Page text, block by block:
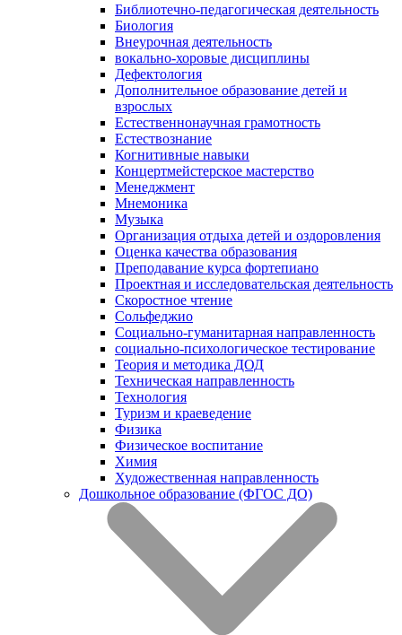
Библиотечно-педагогическая деятельность
Биология
Внеурочная деятельность
вокально-хоровые дисциплины
Дефектология
Дополнительное образование детей и
взрослых
Естественнонаучная грамотность
Естествознание
Когнитивные навыки
Концертмейстерское мастерство
Менеджмент
Мнемоника
Музыка
Организация отдыха детей и оздоровления
Оценка качества образования
Преподавание курса фортепиано
Проектная и исследовательская деятельность
Скоростное чтение
Сольфеджио
Социально-гуманитарная направленность
социально-психологическое тестирование
Теория и методика ДОД
Техническая направленность
Технология
Туризм и краеведение
Физика
Физическое воспитание
Химия
Художественная направленность
Дошкольное образование (ФГОС ДО)